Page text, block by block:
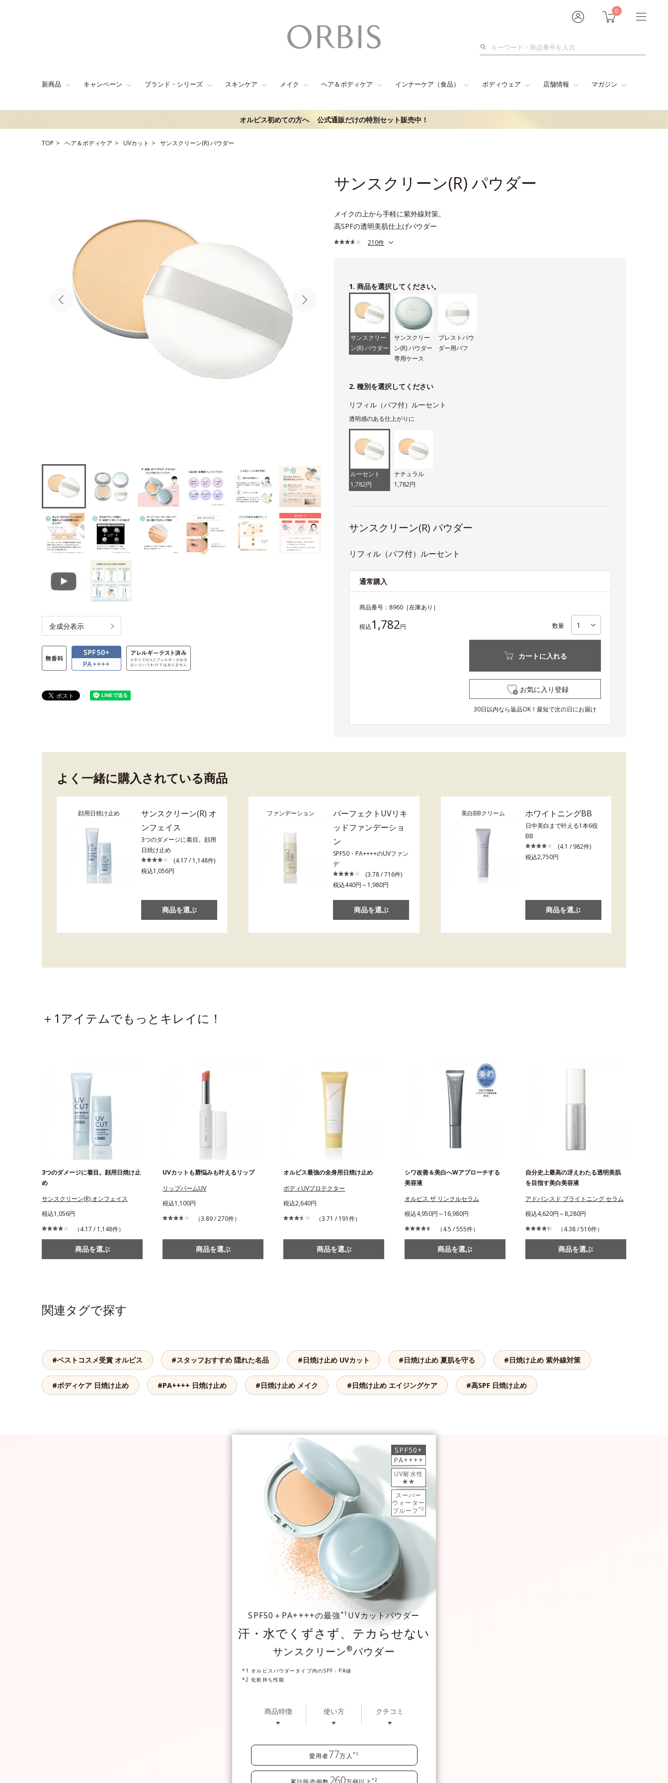
0
検
新商品 キャンペーン ブランド・シリーズ スキンケア メイク ヘア＆ボディケア インナーケア（食品） ボディウェア 店舗情報 マガジン
オルビス初めての方へ 公式通販だけの特別セット販売中！
TOP ヘア＆ボディケア UVカット サンスクリーン(R) パウダー
サンスクリーン(R) パウダー
メイクの上から手軽に紫外線対策。
高SPFの透明美肌仕上げパウダー
210件
全成分表示
1. 商品を選択してください。
サンスクリー
ン(R) パウダー
サンスクリー
ン(R) パウダー
専用ケース
プレストパウ
ダー用パフ
2. 種別を選択してください
リフィル（パフ付）ルーセント
透明感のある仕上がりに
ルーセント
1,782円
ナチュラル
1,782円
サンスクリーン(R) パウダー
リフィル（パフ付）ルーセント
通常購入
商品番号： 8960 ［在庫あり］
税込1,782円 数量
カートに入れる
お気に入り登録
30日以内なら返品OK！最短で次の日にお届け
よく一緒に購入されている商品
顔用日焼け止め
サンスクリーン(R) オ
ンフェイス
3つのダメージに着目。顔用
日焼け止め
(4.17 / 1,148件)
税込1,056円
商品を選ぶ
ファンデーション
パーフェクトUVリキ
ッドファンデーショ
ン
SPF50・PA++++のUVファン
デ
(3.78 / 716件)
税込440円～1,980円
商品を選ぶ
美白BBクリーム ホワイトニングBB
日中美白まで叶える1本6役
BB
(4.1 / 982件)
税込2,750円
商品を選ぶ
＋1アイテムでもっとキレイに！
3つのダメージに着目。顔用日焼け止
め
サンスクリーン(R) オンフェイス
税込1,056円
（4.17 / 1,148件）
商品を選ぶ
UVカットも唇悩みも叶えるリップ
リップバームUV
税込1,100円
（3.89 / 270件）
商品を選ぶ
オルビス最強の全身用日焼け止め
ボディUVプロテクター
税込2,640円
（3.71 / 191件）
商品を選ぶ
シワ改善＆美白へWアプローチする
美容液
オルビス ザ リンクルセラム
税込4,950円～16,980円
（4.5 / 555件）
商品を選ぶ
自分史上最高の冴えわたる透明美肌
を目指す美白美容液
アドバンスド ブライトニング セラム
税込4,620円～8,280円
（4.38 / 516件）
商品を選ぶ
関連タグで探す
#ベストコスメ受賞 オルビス #スタッフおすすめ 隠れた名品 #日焼け止め UVカット #日焼け止め 夏肌を守る #日焼け止め 紫外線対策
#ボディケア 日焼け止め #PA++++ 日焼け止め #日焼け止め メイク #日焼け止め エイジングケア #高SPF 日焼け止め
SPF50+
PA++++
UV耐水性
★★
スーパー
ウォーター
プルーフ*2
SPF50＋PA++++の最強*1 UVカットパウダー
汗・水でくずさず、テカらせない
サンスクリーン®パウダー
*1 オルビスパウダータイプ内のSPF・PA値
*2 化粧持ち性能
商品特徴 使い方 クチコミ
愛用者77万人*1
*2